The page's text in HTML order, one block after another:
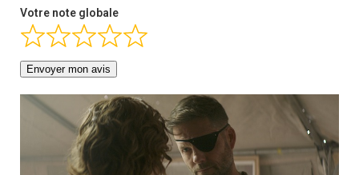
Votre note globale
Envoyer mon avis